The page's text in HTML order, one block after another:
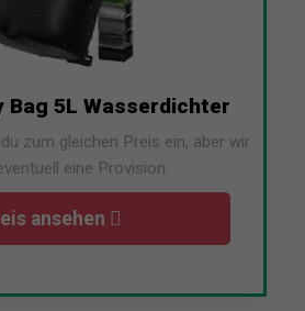
Bag 5L Wasserdichter
zum gleichen Preis ein, aber wir
eine Provision.
ansehen